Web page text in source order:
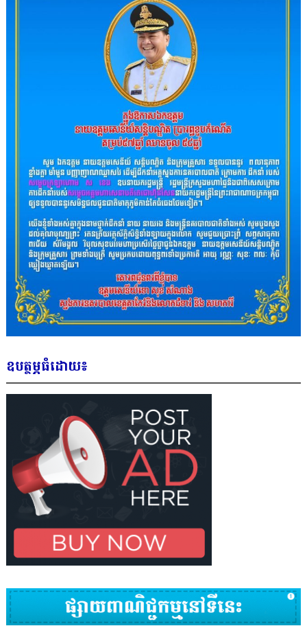
ឧបត្ថម្ភធំដោយ៖